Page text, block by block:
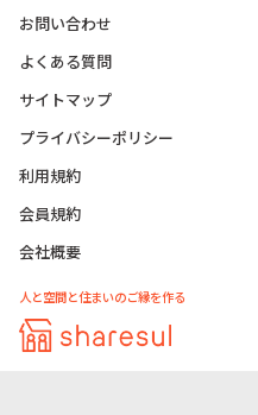
人と空間と住まいのご縁を作る
お問い合わせ
よくある質問
サイトマップ
プライバシーポリシー
利用規約
会員規約
会社概要